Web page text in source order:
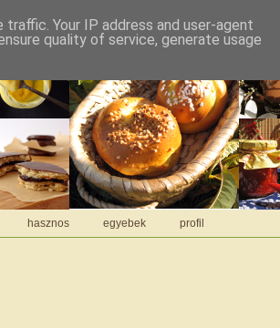
hasznos egyebek profil
Your IP address and user-agent
quality of service, generate usage